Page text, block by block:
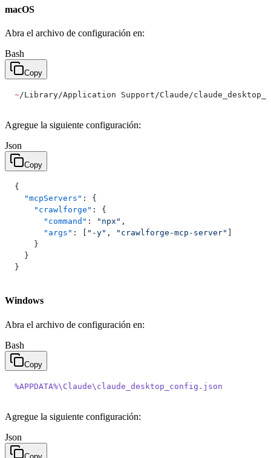
macOS
Abra el archivo de configuración en:
Bash
Copy
~/Library/Application Support/Claude/
Agregue la siguiente configuración:
Json
Copy
{
  "mcpServers"
: {
    "crawlforge"
: {
      "command"
: "npx" ,
      "args"
: [ "-y" , "crawlforge-mcp-server"
    }
  }
}
Windows
Abra el archivo de configuración en:
Bash
Copy
%APPDATA%\Claude\claude_desktop_config.json
Agregue la siguiente configuración:
Json